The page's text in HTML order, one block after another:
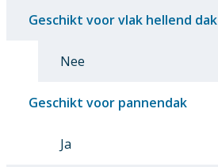
Geschikt voor vlak hellend dak
Nee
Geschikt voor pannendak
Ja